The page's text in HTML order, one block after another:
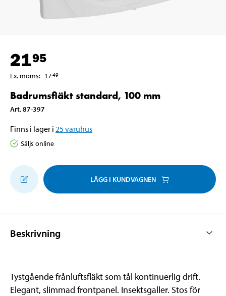
2195
Ex. moms: 1749
Badrumsfläkt standard, 100 mm
Art.87-397
Finns i lager i 25varuhus
Säljs online
LÄGG I KUNDVAGNEN
Beskrivning
Tystgående frånluftsfläkt som tål kontinuerlig drift.
Elegant, slimmad frontpanel. Insektsgaller. Stos för